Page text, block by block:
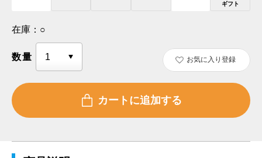
ギフト
在庫： ○
数量 お気に入り登録